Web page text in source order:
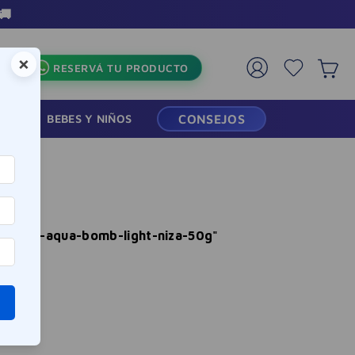
RESERVÁ TU PRODUCTO
BEBES Y NIÑOS CONSEJOS
aqua-bomb-light-niza-50g"
×